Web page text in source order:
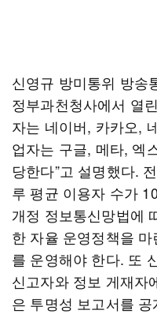
신영규 방미통위 방송
정부과천청사에서 열
자는 네이버, 카카오,
업자는 구글, 메타, 엑
당한다”고 설명했다.
루 평균 이용자 수가
개정 정보통신망법에
한 자율 운영정책을
를 운영해야 한다. 또
신고자와 정보 게재자
은 투명성 보고서를